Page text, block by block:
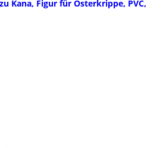
Kana, Figur für Osterkrippe, PVC,